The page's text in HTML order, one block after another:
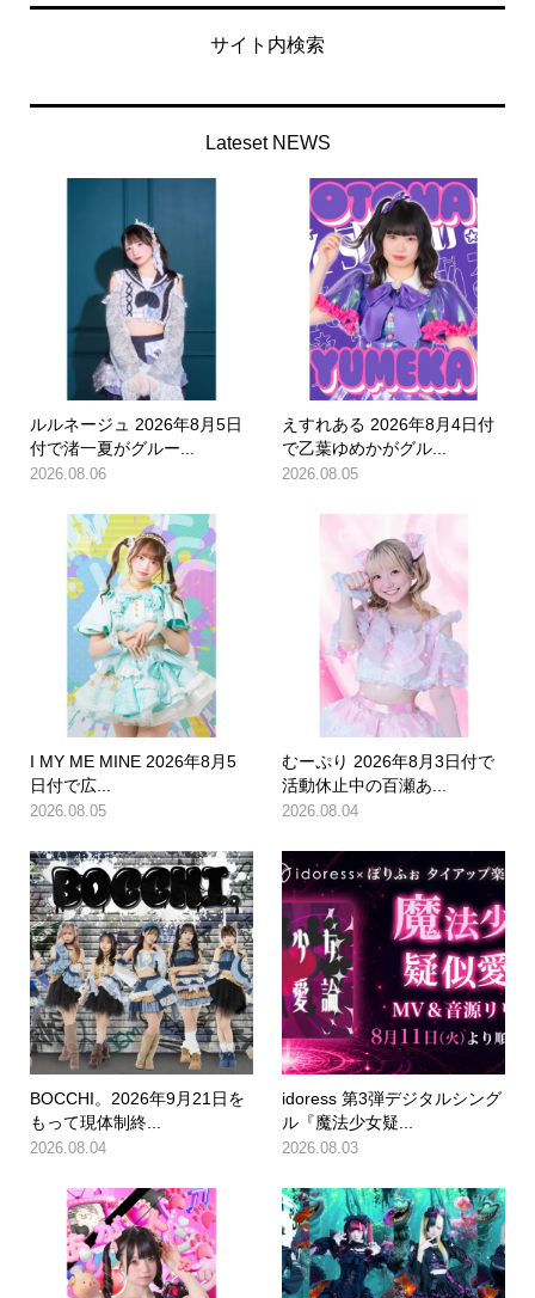
サイト内検索
Lateset NEWS
ルルネージュ 2026年8月5日
付で渚一夏がグルー...
2026.08.06
えすれある 2026年8月4日付
で乙葉ゆめかがグル...
2026.08.05
I MY ME MINE 2026年8月5
日付で広...
2026.08.05
むーぷり 2026年8月3日付で
活動休止中の百瀬あ...
2026.08.04
BOCCHI。2026年9月21日を
もって現体制終...
2026.08.04
idoress 第3弾デジタルシング
ル『魔法少女疑...
2026.08.03